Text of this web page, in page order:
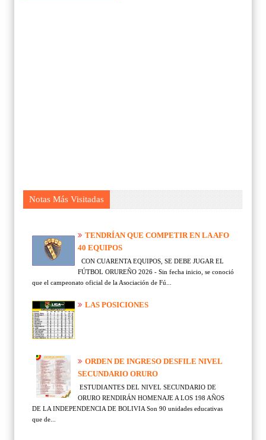
Notas Más Visitadas
TENDRÍAN QUE COMPETIR EN LA AFO
40 EQUIPOS
CON CUARENTA EQUIPOS, SE DEBE JUGAR EL
FÚTBOL ORUREÑO 2026 - Sin fecha inicio, se conoció
que el campeonato oficial de la Asociación de Fú...
LAS POSICIONES
ORDEN DE INGRESO DESFILE NIVEL
SECUNDARIO ORURO
ESTUDIANTES DEL NIVEL SECUNDARIO DE
ORURO RENDIRÁN HOMENAJE A LOS 198 AÑOS
DE LA INDEPENDENCIA DE BOLIVIA Son 90 unidades educativas
que de...